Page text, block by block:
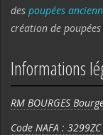
des poupées
création de
Informations
RM BOURGES
Code NAFA : 3299ZC